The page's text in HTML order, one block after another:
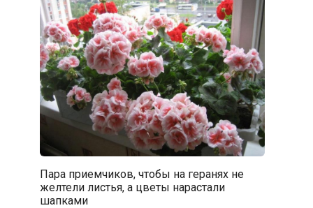
Пара приемчиков, чтобы на геранях не
желтели листья, а цветы нарастали
шапками